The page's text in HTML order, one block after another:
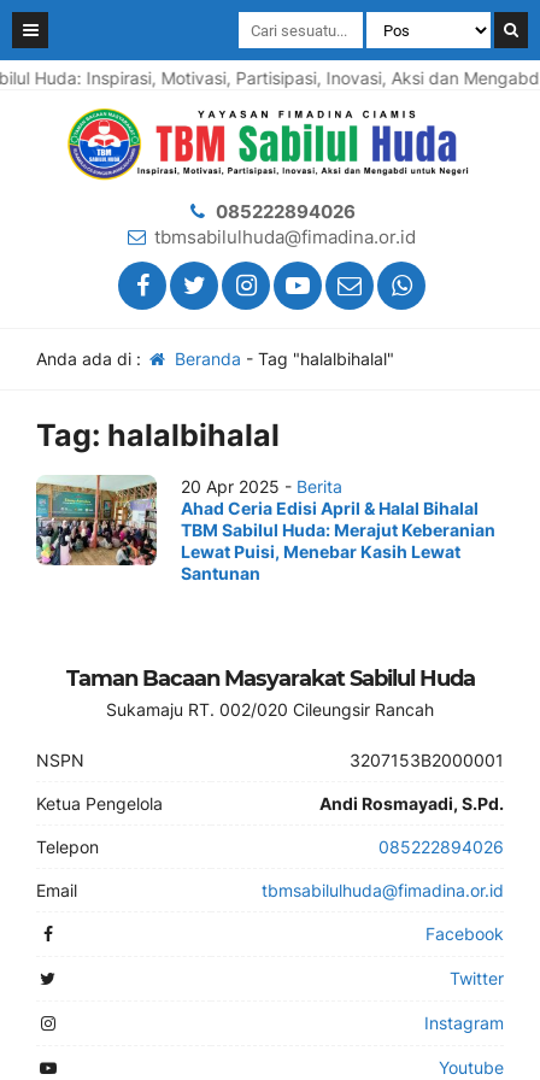
Huda: Inspirasi, Motivasi, Partisipasi, Inovasi, Aksi dan
085222894026
tbmsabilulhuda@fimadina.or.id
Anda ada di : Beranda - Tag "halalbihalal"
Tag: halalbihalal
20 Apr 2025 - Berita
Ahad Ceria Edisi April & Halal Bihalal
TBM Sabilul Huda: Merajut Keberanian
Lewat Puisi, Menebar Kasih Lewat
Santunan
Taman Bacaan Masyarakat Sabilul Huda
Sukamaju RT. 002/020 Cileungsir Rancah
NSPN 3207153B2000001
Ketua Pengelola Andi Rosmayadi, S.Pd.
Telepon 085222894026
Email tbmsabilulhuda@fimadina.or.id
Facebook
Twitter
Instagram
Youtube